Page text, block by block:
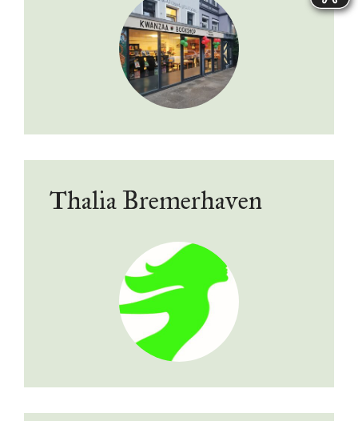
Thalia Bremerhaven